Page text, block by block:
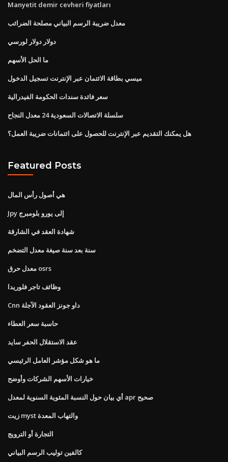
Manyetit demir cevheri fiyatları
معدل ضريبة الرسم البياني مصلحة الضرائب
دولار دولار لورسي
ما الحل الأسهم
ميسي بطاقة الائتمان عبر الإنترنت تسجيل الدخول
سعر فائدة سندات الحكومة الفيدرالية
سلسلة الاتصالات السعودية 24 معدل النجاح
هل يمكنك التقديم عبر الإنترنت للحصول على ائتمانات ضريبة العمل؟
Featured Posts
هي أصول رأس المال
Jpy إلى يورو بلومبرج
شهادة العقد في الشارقة
سنة بعد سنة صيغة معدل التضخم
معدل حرق osrs
وظائف تاجر فلوريدا
Cnn داو جونز العقود الآجلة
حاسبة سعر العطاء
عقد الاستقلال الحفر سايد
ما هو شكل مؤشر العامل الرئيسي
خيارات الأسهم الشركات وأوضح
أي بيان حول النسبة المئوية السنوية لمعدل apr صحيح
زيت myst والتهاب المعدة
التجارة أو الترويج
كالفين توليب الرسم البياني